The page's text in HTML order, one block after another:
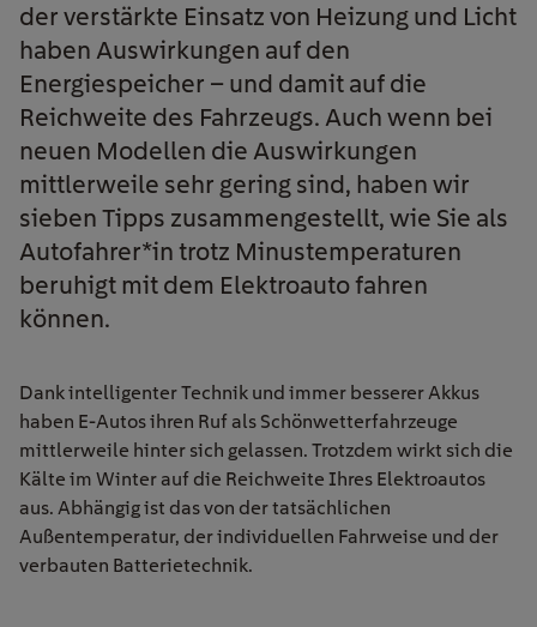
der verstärkte Einsatz von Heizung und Licht
haben Auswirkungen auf den
Energiespeicher – und damit auf die
Reichweite des Fahrzeugs. Auch wenn bei
neuen Modellen die Auswirkungen
mittlerweile sehr gering sind, haben wir
sieben Tipps zusammengestellt, wie Sie als
Autofahrer*in trotz Minustemperaturen
beruhigt mit dem Elektroauto fahren
können.
Dank intelligenter Technik und immer besserer Akkus
haben E-Autos ihren Ruf als Schönwetterfahrzeuge
mittlerweile hinter sich gelassen. Trotzdem wirkt sich die
Kälte im Winter auf die Reichweite Ihres Elektroautos
aus. Abhängig ist das von der tatsächlichen
Außentemperatur, der individuellen Fahrweise und der
verbauten Batterietechnik.